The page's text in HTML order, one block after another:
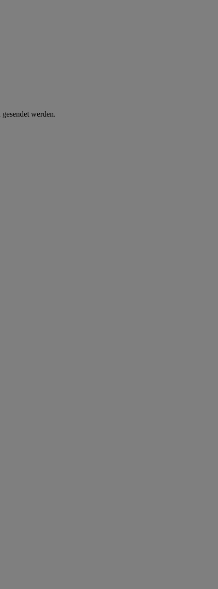
werden.